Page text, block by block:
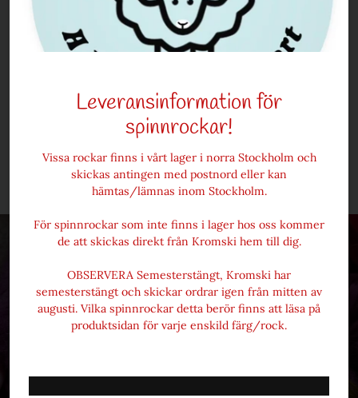
Leveransinformation för
spinnrockar!
Vissa rockar finns i vårt lager i norra Stockholm och
skickas antingen med postnord eller kan
hämtas/lämnas inom Stockholm.
För spinnrockar som inte finns i lager hos oss kommer
de att skickas direkt från Kromski hem till dig.
OBSERVERA Semesterstängt, Kromski har
semesterstängt och skickar ordrar igen från mitten av
augusti. Vilka spinnrockar detta berör finns att läsa på
produktsidan för varje enskild färg/rock.
* Observera att det kan finnas växtdelar i ullen som
* Alla viktmått är ungefärliga
* Tänk på att färger kan upplevas annorlunda beroende på
skillnader i färginställningar mellan olika skärmar.
Frakt och prisinformation